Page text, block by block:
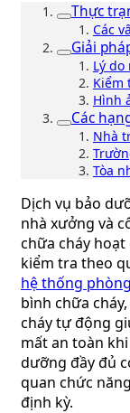
Thực
Các
Giải
Lý do
Kiểm
Hình
Các
Nhà
Tòa
Dịch vụ bảo
nhà xưởng và
chữa cháy
kiểm tra theo
hệ thống
bình chữa
cháy tự động
mất an toàn
dưỡng đầy đủ
quan chức
định kỳ.